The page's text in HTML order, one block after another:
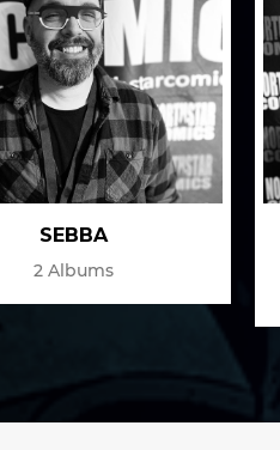
SEBBA
2 Albums